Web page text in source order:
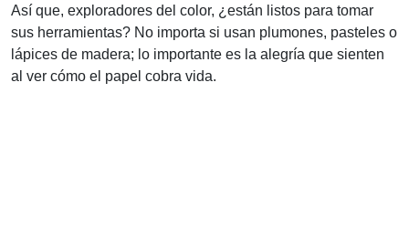
Así que, exploradores del color, ¿están listos para tomar
sus herramientas? No importa si usan plumones, pasteles o
lápices de madera; lo importante es la alegría que sienten
al ver cómo el papel cobra vida.